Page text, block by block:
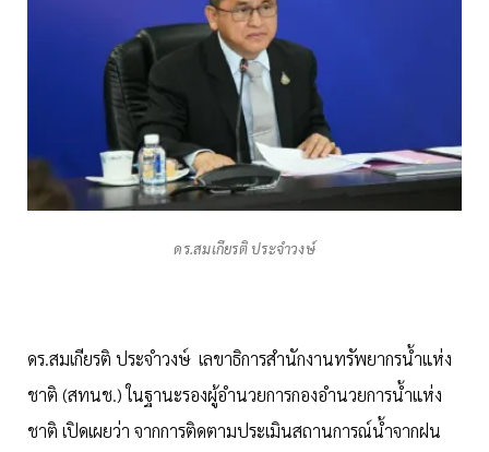
ดร.สมเกียรติ ประจำวงษ์
ดร.สมเกียรติ ประจำวงษ์ เลขาธิการสำนักงานทรัพยากรน้ำแห่ง
ชาติ (สทนช.) ในฐานะรองผู้อำนวยการกองอำนวยการน้ำแห่ง
ชาติ เปิดเผยว่า จากการติดตามประเมินสถานการณ์น้ำจากฝน